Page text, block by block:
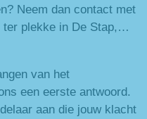
Neem dan contact met
ter plekke in De Stap,…
van het
een eerste antwoord.
aan die jouw klacht